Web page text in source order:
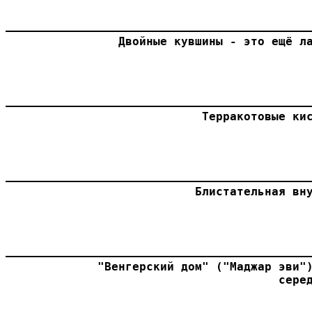
Двойные кувшины - это ещё
Терракотовые
Блистательная
"Венгерский дом" ("Маджар